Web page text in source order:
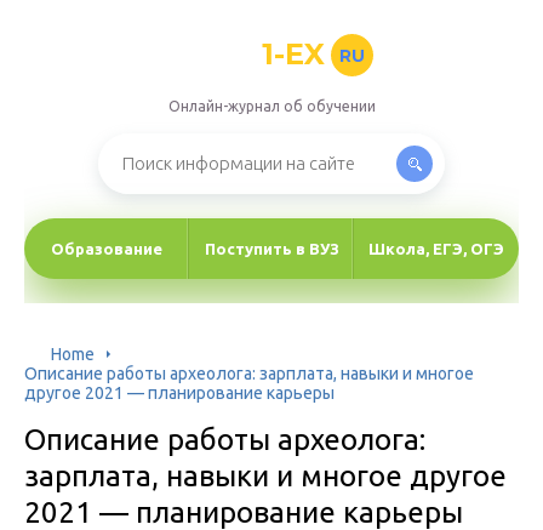
1-EX RU
Онлайн-журнал об обучении
Образование Поступить в ВУЗ Школа, ЕГЭ, ОГЭ
Home
Описание работы археолога: зарплата, навыки и многое
другое 2021 — планирование карьеры
Описание работы археолога:
зарплата, навыки и многое другое
2021 — планирование карьеры